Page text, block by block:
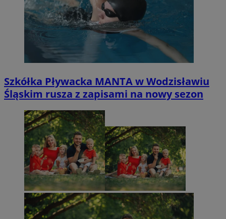
Szkółka Pływacka MANTA w Wodzisławiu
Śląskim rusza z zapisami na nowy sezon